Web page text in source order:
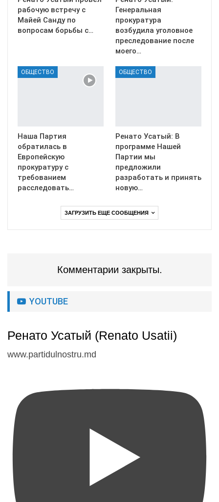
рабочую встречу с
Майей Санду по
вопросам борьбы с…
Генеральная
прокуратура
возбудила уголовное
преследование после
моего…
ОБЩЕСТВО
Наша Партия
обратилась в
Европейскую
прокуратуру с
требованием
расследовать…
ОБЩЕСТВО
Ренато Усатый: В
программе Нашей
Партии мы
предложили
разработать и принять
новую…
ЗАГРУЗИТЬ ЕЩЕ СООБЩЕНИЯ
Комментарии закрыты.
YOUTUBE
Ренато Усатый (Renato Usatii)
www.partidulnostru.md